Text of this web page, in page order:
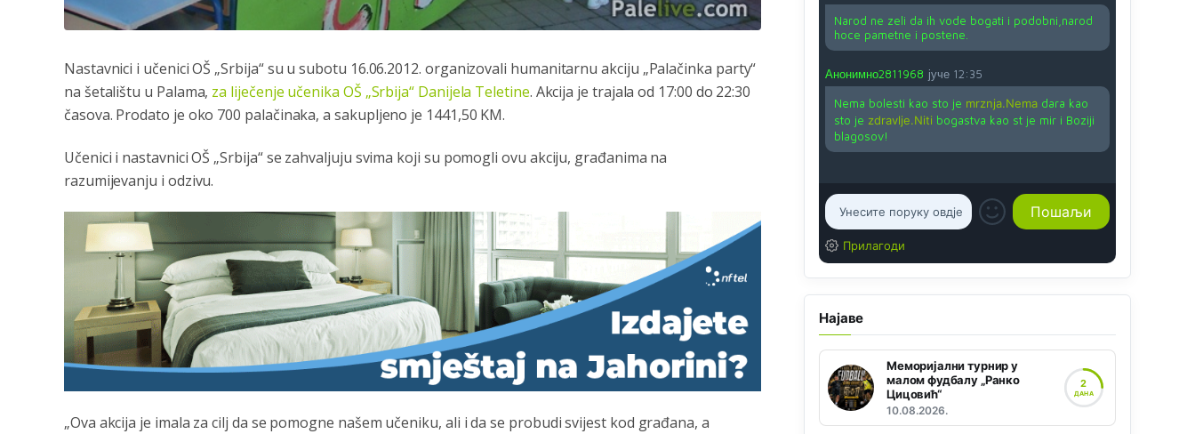
Nastavnici i učenici OŠ „Srbija“ su u subotu 16.06.2012. organizovali humanitarnu akciju „Palačinka party“
na šetalištu u Palama, za liječenje učenika OŠ „Srbija“ Danijela Teletine. Akcija je trajala od 17:00 do 22:30
časova. Prodato je oko 700 palačinaka, a sakupljeno je 1441,50 KM.
Učenici i nastavnici OŠ „Srbija“ se zahvaljuju svima koji su pomogli ovu akciju, građanima na
razumijevanju i odzivu.
„Ova akcija je imala za cilj da se pomogne našem učeniku, ali i da se probudi svijest kod građana, a
Narod ne zeli da ih vode bogati i podobni,narod
hoce pametne i postene.
Анонимно2811968 јуче 12:35
Nema bolesti kao sto je mrznja.Nemadara kao
sto je zdravlje.Niti bogastva kao st je mir i Boziji
blagosov!
Прилагоди
Најаве
Меморијални турнир у
малом фудбалу „Ранко
Цицовић“
10.08.2026.
2
ДАНА